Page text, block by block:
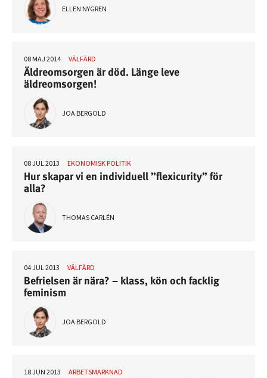
ELLEN NYGREN
08 MAJ 2014 VÄLFÄRD
Äldreomsorgen är död. Länge leve
äldreomsorgen!
JOA BERGOLD
08 JUL 2013 EKONOMISK POLITIK
Hur skapar vi en individuell ”flexicurity” för
alla?
THOMAS CARLÉN
04 JUL 2013 VÄLFÄRD
Befrielsen är nära? – klass, kön och facklig
feminism
JOA BERGOLD
18 JUN 2013 ARBETSMARKNAD